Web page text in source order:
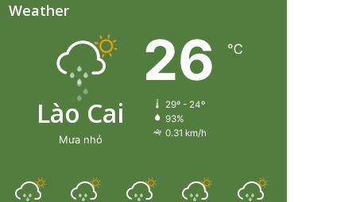
Weather
Lào Cai
Mưa nhỏ
26 ℃
29º - 24º
93%
0.31 km/h